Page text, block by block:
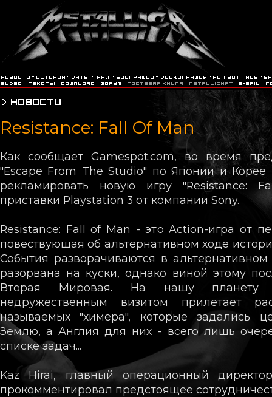
Resistance: Fall Of Man
Как сообщает Gamespot.com, во время
"Escape From The Studio" по Японии и Корее
рекламировать новую игру "Resistance:
приставки Playstation 3 от компании Sony.
Resistance: Fall of Man - это Action-игра от
повествующая об альтернативном ходе
События разворачиваются в альтернативном
разорвана на куски, однако виной этому
Вторая Мировая. На нашу планету
недружественным визитом прилетает
называемых "химера", которые задались
Землю, а Англия для них - всего лишь
списке задач...
Kaz Hirai, главный операционный
прокомментировал предстоящее